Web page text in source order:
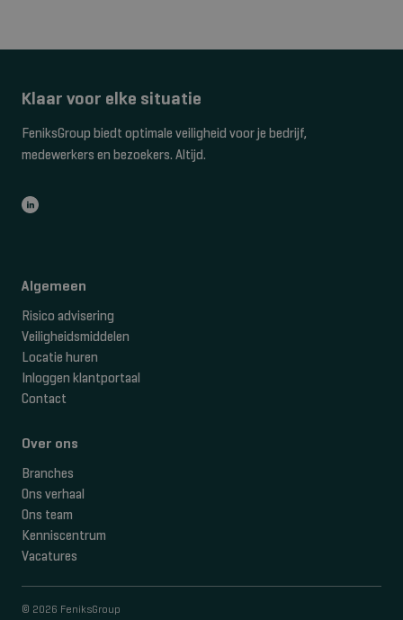
Klaar voor elke situatie
FeniksGroup biedt optimale veiligheid voor je bedrijf,
medewerkers en bezoekers. Altijd.
Algemeen
Risico advisering
Veiligheidsmiddelen
Locatie huren
Inloggen klantportaal
Contact
Over ons
Branches
Ons verhaal
Ons team
Kenniscentrum
Vacatures
© 2026 FeniksGroup